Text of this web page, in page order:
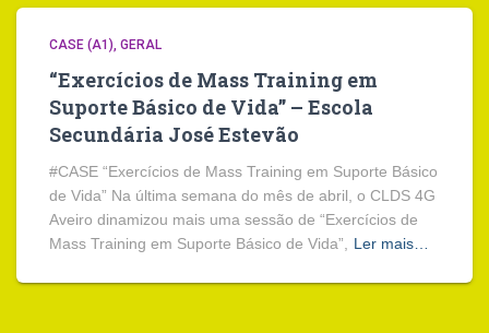
CASE (A1) GERAL
“Exercícios de Mass Training em
Suporte Básico de Vida” – Escola
Secundária José Estevão
#CASE “Exercícios de Mass Training em Suporte Básico
de Vida” Na última semana do mês de abril, o CLDS 4G
Aveiro dinamizou mais uma sessão de “Exercícios de
Mass Training em Suporte Básico de Vida”,
Ler mais…